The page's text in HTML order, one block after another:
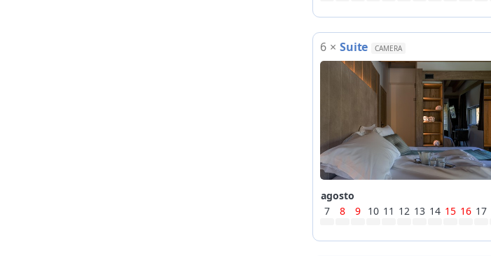
6 × Suite CAMERA
agosto
7
8 9 10 11 12 13 14 15 16 17